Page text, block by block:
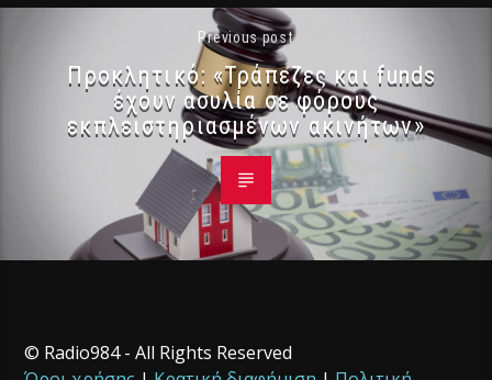
Previous post
Προκλητικό: «Τράπεζες και funds
έχουν ασυλία σε φόρους
εκπλειστηριασμένων ακινήτων»
© Radio984 - All Rights Reserved